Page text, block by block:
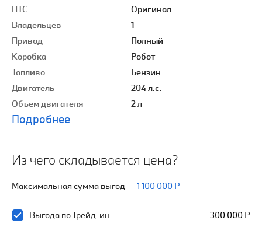
ПТС
Оригинал
Владельцев
1
Привод
Полный
Коробка
Робот
Топливо
Бензин
Двигатель
204 л.с.
Объем двигателя
2 л
Подробнее
Из чего складывается цена?
Максимальная сумма выгод—1 100 000 ₽
300 000 ₽
Выгода по Трейд-ин